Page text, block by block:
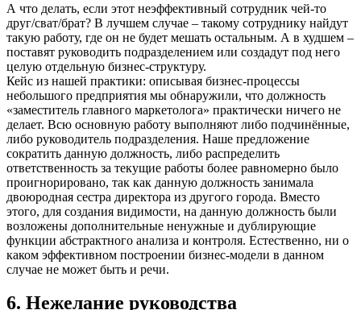
А что делать, если этот неэффективный сотрудник чей-то
друг/сват/брат? В лучшем случае – такому сотруднику найдут
такую работу, где он не будет мешать остальным. А в худшем –
поставят руководить подразделением или создадут под него
целую отдельную бизнес-структуру.
Кейс из нашей практики: описывая бизнес-процессы
небольшого предприятия мы обнаружили, что должность
«заместитель главного маркетолога» практически ничего не
делает. Всю основную работу выполняют либо подчинённые,
либо руководитель подразделения. Наше предложение
сократить данную должность, либо распределить
ответственность за текущие работы более равномерно было
проигнорировано, так как данную должность занимала
двоюродная сестра директора из другого города. Вместо
этого, для создания видимости, на данную должность были
возложены дополнительные ненужные и дублирующие
функции абстрактного анализа и контроля. Естественно, ни о
каком эффективном построении бизнес-модели в данном
случае не может быть и речи.
6. Нежелание руководства